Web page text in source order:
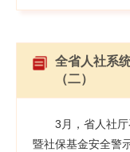
全省人社系
（二）
3月，省人社厅
暨社保基金安全警